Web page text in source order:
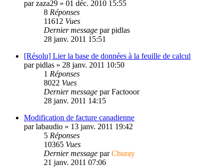
parzaza29 » 01 déc. 2010 15:55
8 Réponses
11612 Vues
Dernier message parpidlas
28 janv. 2011 15:51
[Résolu] Lier la base de données à la feuille de calcul
parpidlas » 28 janv. 2011 10:50
1 Réponses
8022 Vues
Dernier message parFactooor
28 janv. 2011 14:15
Modification de facture canadienne
parlabaudio » 13 janv. 2011 19:42
5 Réponses
10365 Vues
Dernier message parChuray
21 janv. 2011 07:06